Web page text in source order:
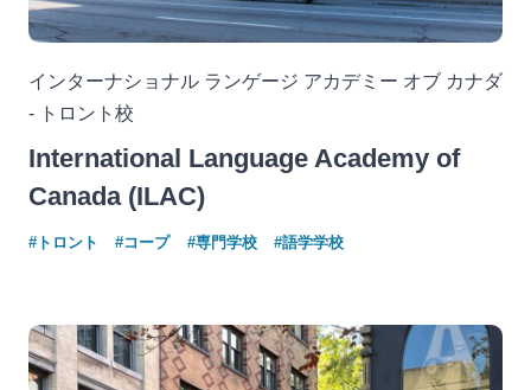
インターナショナル ランゲージ アカデミー オブ カナダ
- トロント校
International Language Academy of
Canada (ILAC)
#トロント #コープ #専門学校 #語学学校